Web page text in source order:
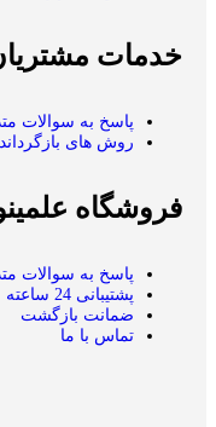
خدمات
پاسخ به سوالات
روش های
فروشگاه
پاسخ به سوالات
پشتیبانی 24 ساعته
ضمانت بازگشت
تماس با ما